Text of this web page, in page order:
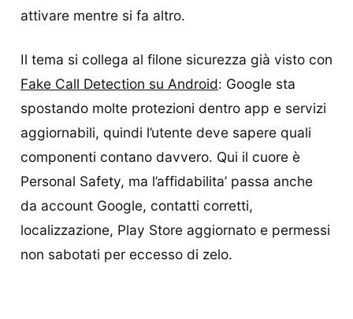
attivare mentre si fa altro.
Il tema si collega al filone sicurezza già visto con
Fake Call Detection su Android: Google sta
spostando molte protezioni dentro app e servizi
aggiornabili, quindi l’utente deve sapere quali
componenti contano davvero. Qui il cuore è
Personal Safety, ma l’affidabilita’ passa anche
da account Google, contatti corretti,
localizzazione, Play Store aggiornato e permessi
non sabotati per eccesso di zelo.